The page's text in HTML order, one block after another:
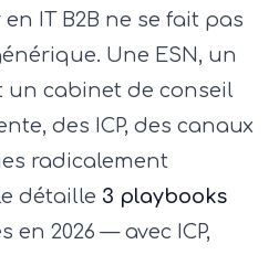
IT B2B ne se fait pas
Une ESN, un
un cabinet de conseil
des ICP, des canaux
radicalement
détaille 3 playbooks
en 2026 — avec ICP,